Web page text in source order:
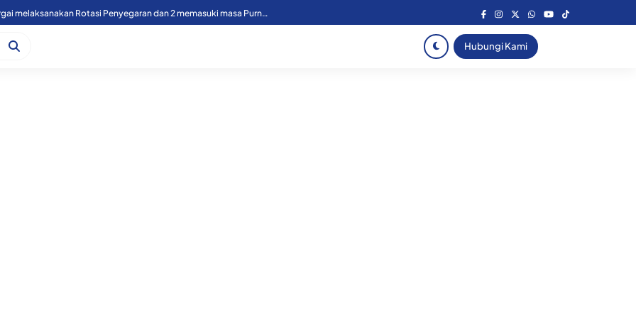
49 Personil Polres Sergai melaksanakan Rotasi Penyegaran dan 2 memasuki masa Purnawirawan
Hubungi Kami